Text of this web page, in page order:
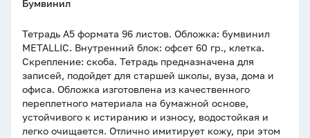
Бумвинил
Тетрадь А5 формата 96 листов. Обложка: бумвинил
METALLIC. Внутренний блок: офсет 60 гр., клетка.
Скрепление: скоба. Тетрадь предназначена для
записей, подойдет для старшей школы, вуза, дома и
офиса. Обложка изготовлена из качественного
переплетного материала на бумажной основе,
устойчивого к истиранию и износу, водостойкая и
легко очищается. Отлично имитирует кожу, при этом